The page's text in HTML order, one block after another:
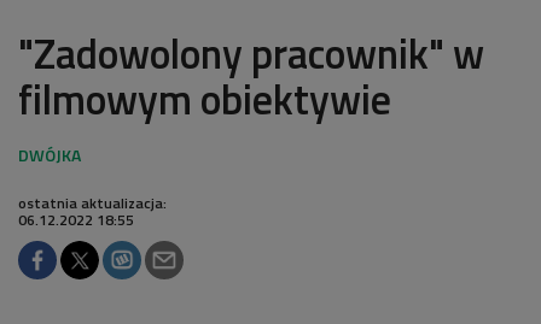
"Zadowolony pracownik" w
filmowym obiektywie
ostatnia aktualizacja:
06.12.2022 18:55